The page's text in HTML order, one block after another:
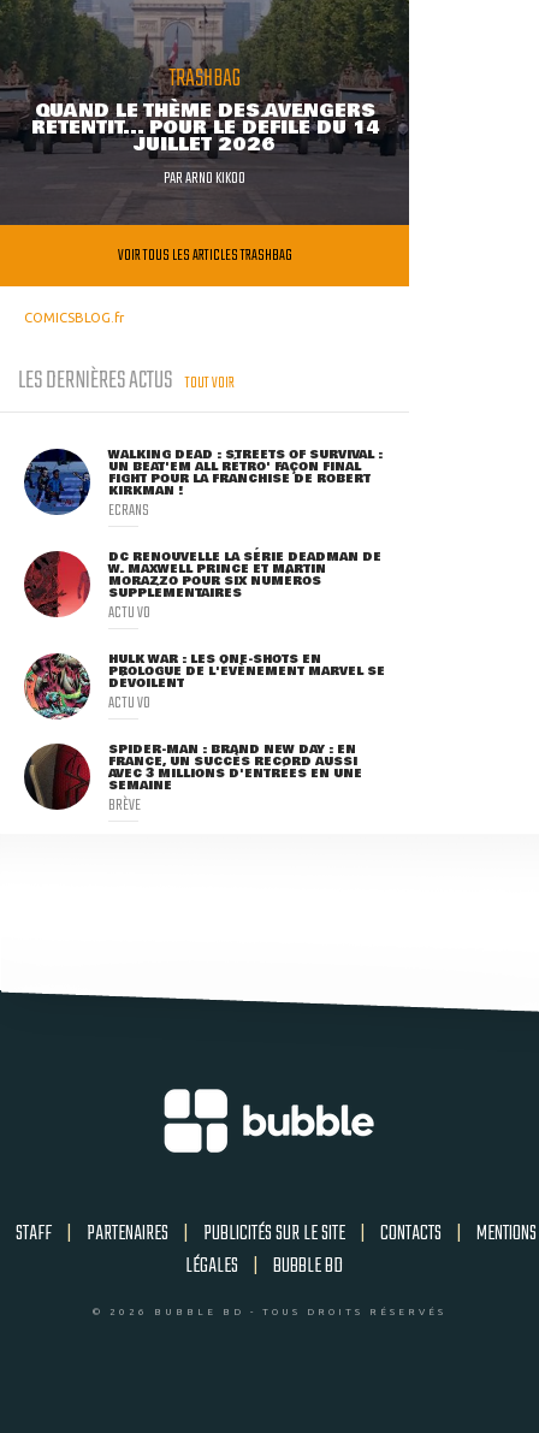
TRASHBAG
QUAND LE THÈME DES AVENGERS
RETENTIT... POUR LE DÉFILÉ DU 14
JUILLET 2026
PARARNO KIKOO
VOIR TOUS LES ARTICLES TRASHBAG
COMICSBLOG.fr
LES DERNIÈRES ACTUS TOUT VOIR
WALKING DEAD : STREETS OF SURVIVAL :
UN BEAT'EM ALL RÉTRO' FAÇON FINAL
FIGHT POUR LA FRANCHISE DE ROBERT
KIRKMAN !
ECRANS
DC RENOUVELLE LA SÉRIE DEADMAN DE
W. MAXWELL PRINCE ET MARTIN
MORAZZO POUR SIX NUMÉROS
SUPPLÉMENTAIRES
ACTU VO
HULK WAR : LES ONE-SHOTS EN
PROLOGUE DE L'ÉVÈNEMENT MARVEL SE
DÉVOILENT
ACTU VO
SPIDER-MAN : BRAND NEW DAY : EN
FRANCE, UN SUCCÈS RECORD AUSSI
AVEC 3 MILLIONS D'ENTRÉES EN UNE
SEMAINE
BRÈVE
STAFF | PARTENAIRES | PUBLICITÉS SUR LE SITE | CONTACTS | MENTIONS
LÉGALES | BUBBLE BD
© 2026 BUBBLE BD - TOUS DROITS RÉSERVÉS